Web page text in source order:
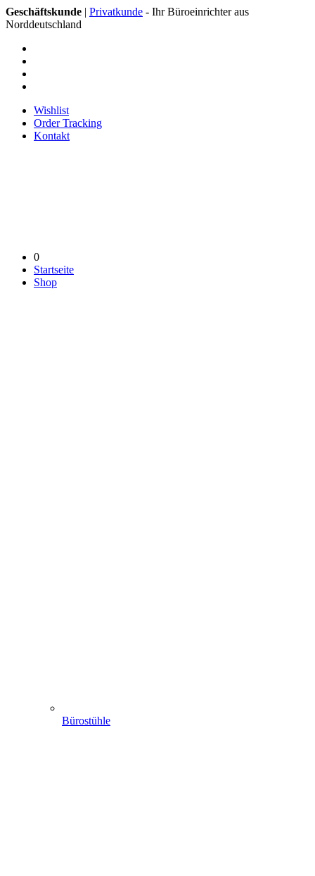
Geschäftskunde | Privatkunde - Ihr Büroeinrichter aus
Norddeutschland
Wishlist
Order Tracking
Kontakt
0
Startseite
Shop
Bürostühle